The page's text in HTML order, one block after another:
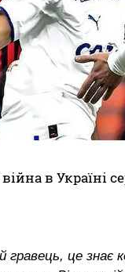
в Україні
гравець, це